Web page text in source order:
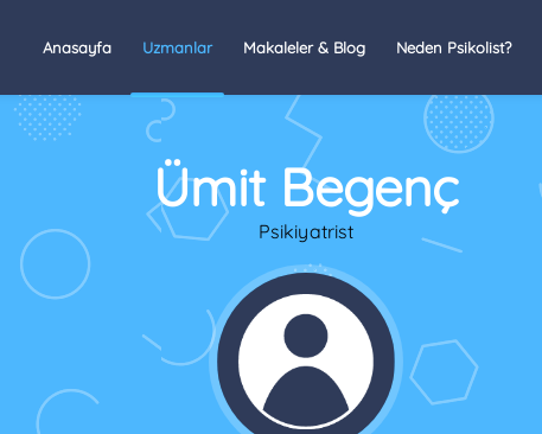
Anasayfa Uzmanlar Makaleler & Blog Neden Psikolist?
Ümit Begenç
Psikiyatrist